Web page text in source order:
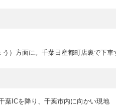
）方面に。千葉日産都町店裏で下車
葉ICを降り、千葉市内に向かい現地